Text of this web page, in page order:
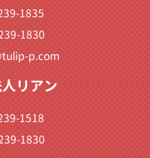
1835
1830
p.com
リアン
1518
1830